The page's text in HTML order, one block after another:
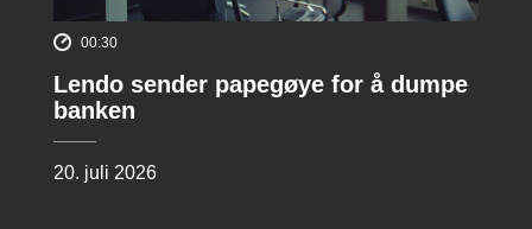
00:30
Lendo sender papegøye for å dumpe
banken
20. juli 2026